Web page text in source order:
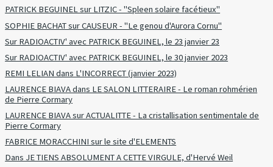
PATRICK BEGUINEL sur LITZIC - "Spleen solaire facétieux"
SOPHIE BACHAT sur CAUSEUR - "Le genou d'Aurora Cornu"
Sur RADIOACTIV' avec PATRICK BEGUINEL, le 23 janvier 23
Sur RADIOACTIV' avec PATRICK BEGUINEL, le 30 janvier 2023
REMI LELIAN dans L'INCORRECT (janvier 2023)
LAURENCE BIAVA dans LE SALON LITTERAIRE - Le roman rohmérien
de Pierre Cormary
LAURENCE BIAVA sur ACTUALITTE - La cristallisation sentimentale de
Pierre Cormary
FABRICE MORACCHINI sur le site d'ELEMENTS
Dans JE TIENS ABSOLUMENT A CETTE VIRGULE, d'Hervé Weil